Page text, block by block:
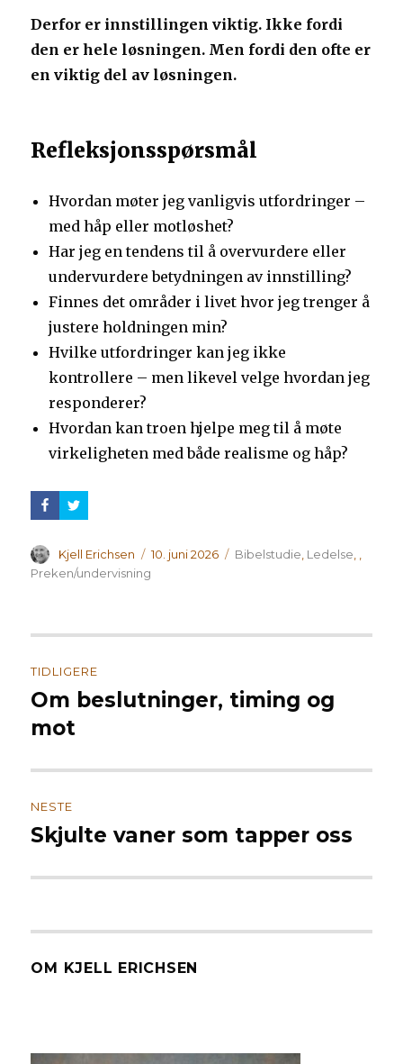
Derfor er innstillingen viktig. Ikke fordi
den er hele løsningen. Men fordi den ofte er
en viktig del av løsningen.
Refleksjonsspørsmål
Hvordan møter jeg vanligvis utfordringer –
med håp eller motløshet?
Har jeg en tendens til å overvurdere eller
undervurdere betydningen av innstilling?
Finnes det områder i livet hvor jeg trenger å
justere holdningen min?
Hvilke utfordringer kan jeg ikke
kontrollere – men likevel velge hvordan jeg
responderer?
Hvordan kan troen hjelpe meg til å møte
virkeligheten med både realisme og håp?
Forfatter
Kjell Erichsen Publisert
10. juni 2026 Kategorier
Bibelstudie Ledelse
Preken/undervisning
TIDLIGERE
Forrige
innlegg:
Om beslutninger, timing og
mot
NESTE
Neste
Skjulte vaner som tapper oss
OM KJELL ERICHSEN